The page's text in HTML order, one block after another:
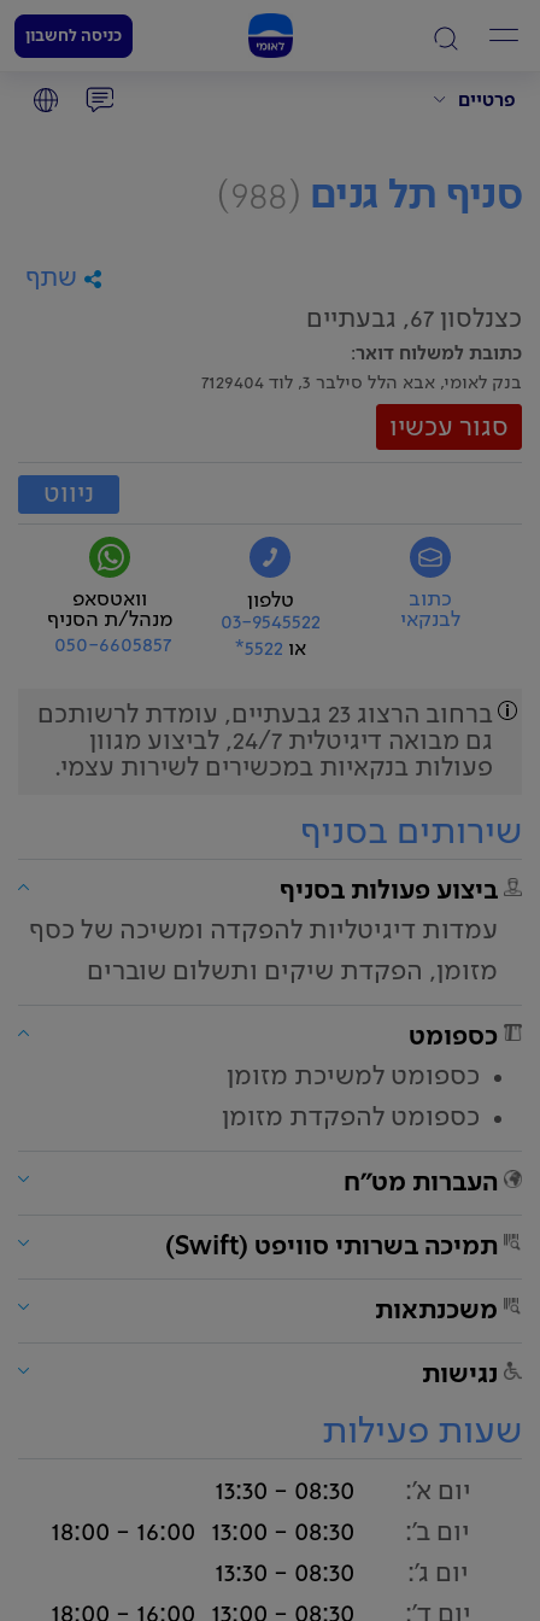
פרטיים
כניסה לחשבון
סניף תל גנים (988)
שתף
כצנלסון 67, גבעתיים
כתובת למשלוח דואר:
בנק לאומי, אבא הלל סילבר 3, לוד 7129404
סגור עכשיו
ניווט
כתוב
לבנקאי
טלפון
03-9545522
או 5522*
וואטסאפ
מנהל/ת הסניף
050-6605857
ברחוב הרצוג 23 גבעתיים, עומדת לרשותכם
גם מבואה דיגיטלית 24/7, לביצוע מגוון
פעולות בנקאיות במכשירים לשירות עצמי.
שירותים בסניף
ביצוע פעולות בסניף
עמדות דיגיטליות להפקדה ומשיכה של כסף
מזומן, הפקדת שיקים ותשלום שוברים
כספומט
כספומט למשיכת מזומן
כספומט להפקדת מזומן
העברות מט"ח
תמיכה בשרותי סוויפט (Swift)
משכנתאות
נגישות
שעות פעילות
יום א':
08:30 - 13:30
יום ב':
08:30 - 13:00
16:00 - 18:00
יום ג':
08:30 - 13:30
יום ד':
08:30 - 13:00
16:00 - 18:00